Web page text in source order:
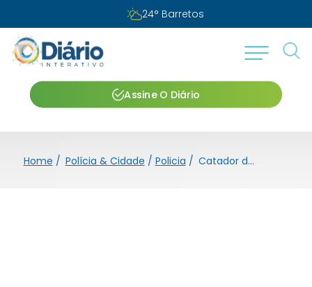
24° Barretos
Assine O Diário
Home / Polícia & Cidade / Policia / Catador de reciclável é detido pela PM por tráfico de entorpecente